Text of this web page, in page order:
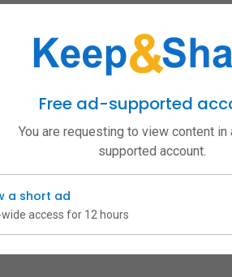
Free ad-supported
You are requesting to view content in
supported account.
a short ad
access for 12 hours